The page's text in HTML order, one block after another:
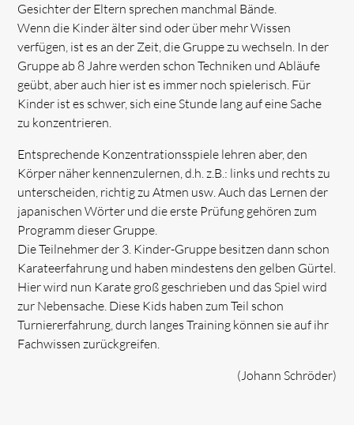
Gesichter der Eltern sprechen manchmal Bände.
Wenn die Kinder älter sind oder über mehr Wissen
verfügen, ist es an der Zeit, die Gruppe zu wechseln. In der
Gruppe ab 8 Jahre werden schon Techniken und Abläufe
geübt, aber auch hier ist es immer noch spielerisch. Für
Kinder ist es schwer, sich eine Stunde lang auf eine Sache
zu konzentrieren.
Entsprechende Konzentrationsspiele lehren aber, den
Körper näher kennenzulernen, d.h. z.B.: links und rechts zu
unterscheiden, richtig zu Atmen usw. Auch das Lernen der
japanischen Wörter und die erste Prüfung gehören zum
Programm dieser Gruppe.
Die Teilnehmer der 3. Kinder-Gruppe besitzen dann schon
Karateerfahrung und haben mindestens den gelben Gürtel.
Hier wird nun Karate groß geschrieben und das Spiel wird
zur Nebensache. Diese Kids haben zum Teil schon
Turniererfahrung, durch langes Training können sie auf ihr
Fachwissen zurückgreifen.
(Johann Schröder)